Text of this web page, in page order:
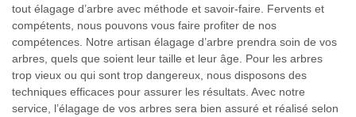
tout élagage d’arbre avec méthode et savoir-faire. Fervents et
compétents, nous pouvons vous faire profiter de nos
compétences. Notre artisan élagage d’arbre prendra soin de vos
arbres, quels que soient leur taille et leur âge. Pour les arbres
trop vieux ou qui sont trop dangereux, nous disposons des
techniques efficaces pour assurer les résultats. Avec notre
service, l’élagage de vos arbres sera bien assuré et réalisé selon